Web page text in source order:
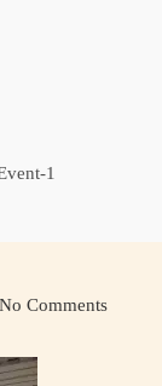
1
No Comments